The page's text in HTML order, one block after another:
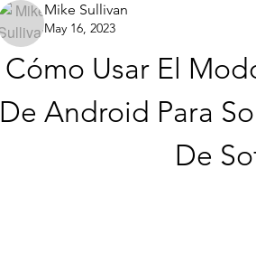
Mike Sullivan
May 16, 2023
Cómo Usar El
De Android Para
De